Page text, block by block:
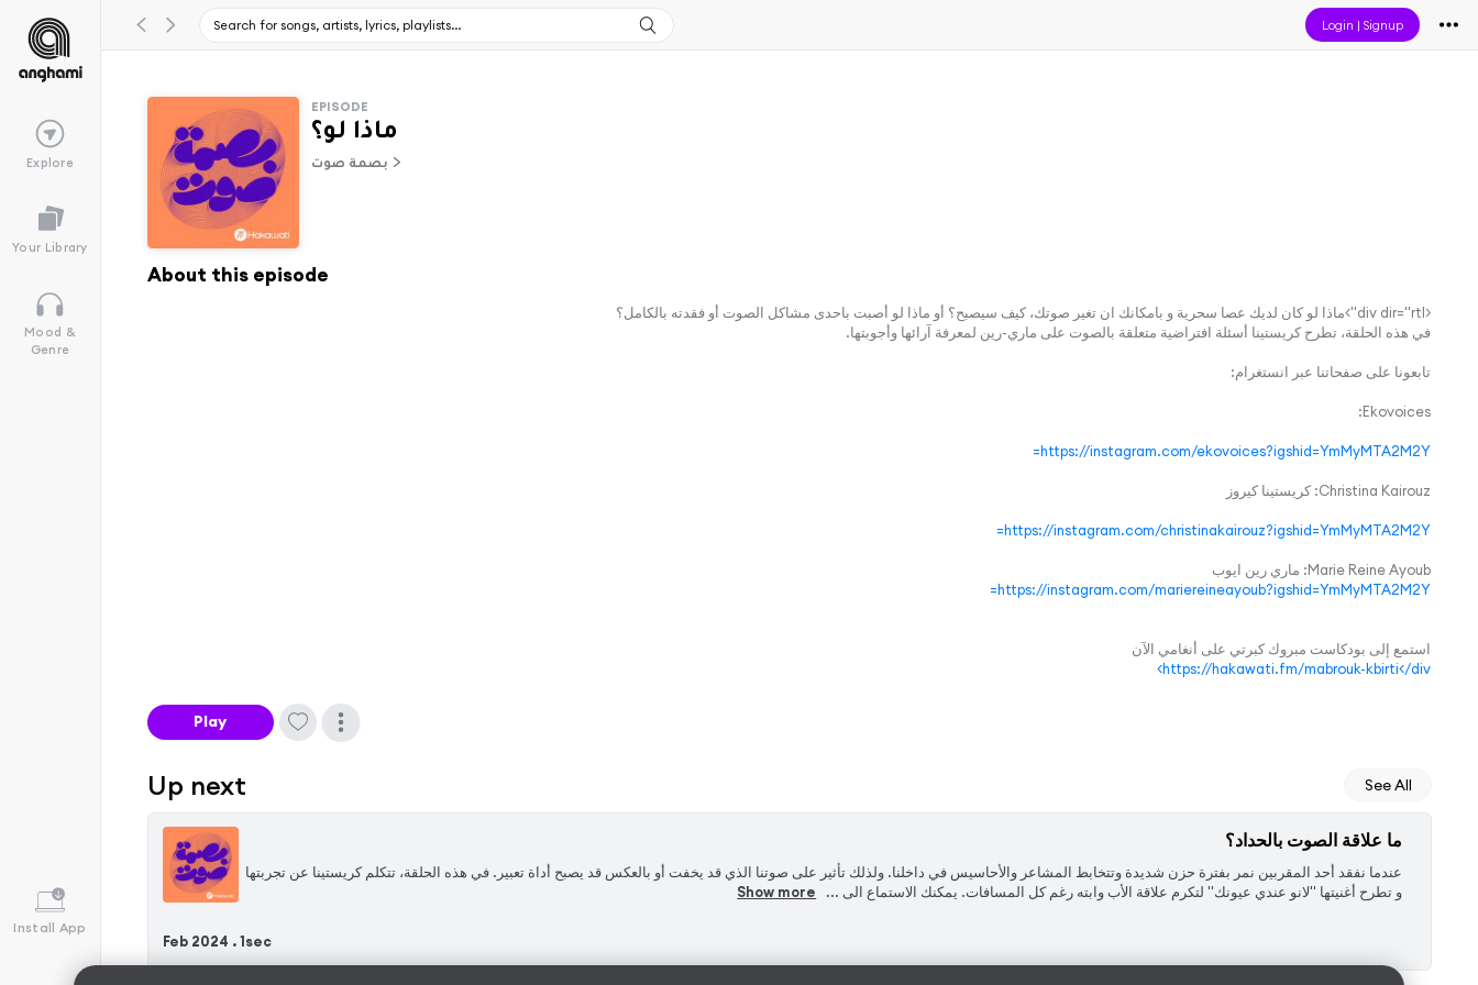
Login |Signup
Explore
Your Library
Mood &
Genre
Install App
EPISODE
ماذا لو؟
بصمة صوت
About this episode
<div dir="rtl">ماذا لو كان لديك عصا سحرية و بامكانك ان تغير صوتك، كيف سيصبح؟ أو ماذا لو أصبت باحدى مشاكل الصوت أو فقدته بالكامل؟
في هذه الحلقة، تطرح كريستينا أسئلة افتراضية متعلقة بالصوت على ماري-رين لمعرفة آرائها وأجوبتها.
تابعونا على صفحاتنا عبر انستغرام:
Ekovoices:
https://instagram.com/ekovoices?igshid=YmMyMTA2M2Y=
Christina Kairouz: كريستينا كيروز
https://instagram.com/christinakairouz?igshid=YmMyMTA2M2Y=
Marie Reine Ayoub: ماري رين ايوب
https://instagram.com/mariereineayoub?igshid=YmMyMTA2M2Y=
استمع إلى بودكاست مبروك كبرتي على أنغامي الآن
https://hakawati.fm/mabrouk-kbirti</div>
Play
Up next See All
ما علاقة الصوت بالحداد؟
‏عندما نفقد أحد المقربين نمر بفترة حزن شديدة وتتخابط المشاعر والأحاسيس في داخلنا. ولذلك تأثير على صوتنا الذي قد يخفت أو بالعكس قد يصبح أداة تعبير. في هذه الحلقة، تتكلم كريستينا عن تجربتها
و تطرح أغنيتها "لانو عندي عيونك" لتكرم علاقة الأب وابته رغم كل المسافات. يمكنك الاستماع الى ...
Show more
Feb 2024 .1sec